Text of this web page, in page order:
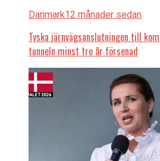
Danmark12 månader sedan
Tyska järnvägsanslutningen till
tunneln minst tre år försenad